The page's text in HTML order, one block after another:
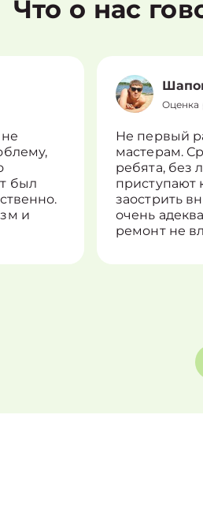
Что о нас
был
и
Оценка
Не первый
мастерам.
ребята, без
приступают
заострить
очень
ремонт не